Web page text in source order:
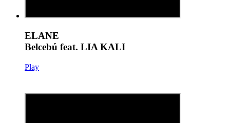
ELANE
Belcebú feat. LIA KALI
Play